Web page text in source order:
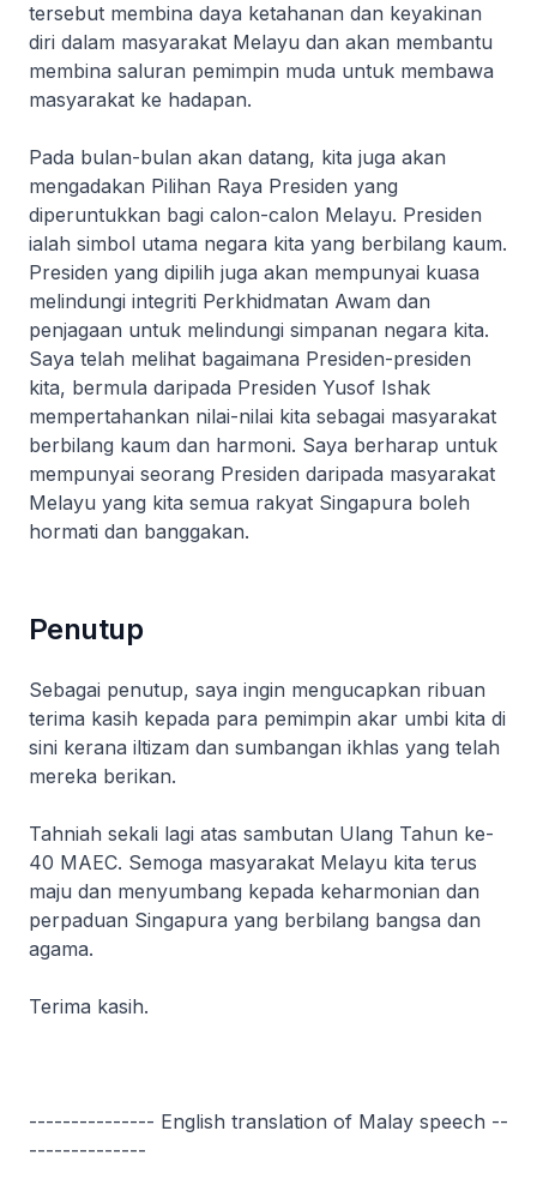
tersebut membina daya ketahanan dan keyakinan
diri dalam masyarakat Melayu dan akan membantu
membina saluran pemimpin muda untuk membawa
masyarakat ke hadapan.
Pada bulan-bulan akan datang, kita juga akan
mengadakan Pilihan Raya Presiden yang
diperuntukkan bagi calon-calon Melayu. Presiden
ialah simbol utama negara kita yang berbilang kaum.
Presiden yang dipilih juga akan mempunyai kuasa
melindungi integriti Perkhidmatan Awam dan
penjagaan untuk melindungi simpanan negara kita.
Saya telah melihat bagaimana Presiden-presiden
kita, bermula daripada Presiden Yusof Ishak
mempertahankan nilai-nilai kita sebagai masyarakat
berbilang kaum dan harmoni. Saya berharap untuk
mempunyai seorang Presiden daripada masyarakat
Melayu yang kita semua rakyat Singapura boleh
hormati dan banggakan.
Penutup
Sebagai penutup, saya ingin mengucapkan ribuan
terima kasih kepada para pemimpin akar umbi kita di
sini kerana iltizam dan sumbangan ikhlas yang telah
mereka berikan.
Tahniah sekali lagi atas sambutan Ulang Tahun ke-
40 MAEC. Semoga masyarakat Melayu kita terus
maju dan menyumbang kepada keharmonian dan
perpaduan Singapura yang berbilang bangsa dan
agama.
Terima kasih.
--------------- English translation of Malay speech --
--------------